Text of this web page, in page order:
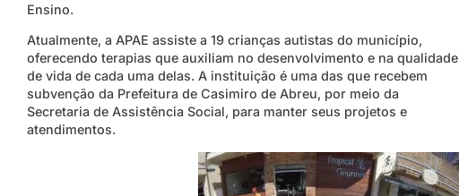
Ensino.
Atualmente, a APAE assiste a 19 crianças autistas do município,
oferecendo terapias que auxiliam no desenvolvimento e na qualidade
de vida de cada uma delas. A instituição é uma das que recebem
subvenção da Prefeitura de Casimiro de Abreu, por meio da
Secretaria de Assistência Social, para manter seus projetos e
atendimentos.